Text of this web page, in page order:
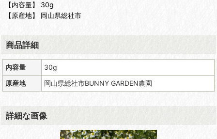
【内容量】 30g
【原産地】 岡山県総社市
商品詳細
内容量
30g
原産地
岡山県総社市BUNNY GARDEN農園
詳細な画像